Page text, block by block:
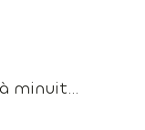
minuit…